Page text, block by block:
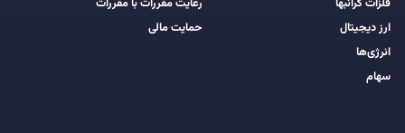
فلزات گرانبها
ارز دیجیتال
انرژی‌ها
سهام
رعایت مقررات با مقررات
حمایت مالی